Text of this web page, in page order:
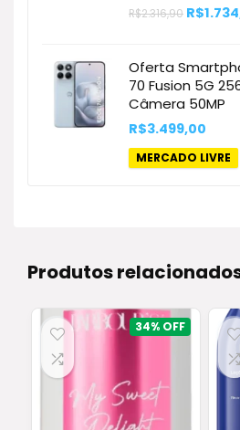
R$2.316,90 O
R$
Oferta
70 Fusion 5G
Câmera 50MP
R$3.499,00
MERCADO LIVRE
Produtos
34%